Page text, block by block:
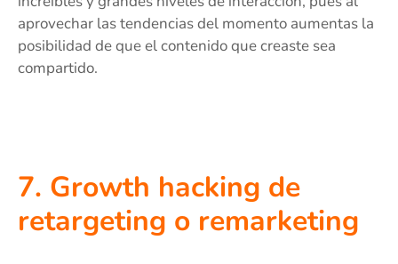
aprovechar las tendencias del momento aumentas la
posibilidad de que el contenido que creaste sea
compartido.
7. Growth hacking de
retargeting o remarketing